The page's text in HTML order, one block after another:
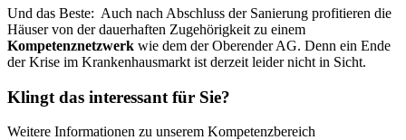
Und das Beste: Auch nach Abschluss der Sanierung profitieren die
Häuser von der dauerhaften Zugehörigkeit zu einem
Kompetenznetzwerk wie dem der Oberender AG. Denn ein Ende
der Krise im Krankenhausmarkt ist derzeit leider nicht in Sicht.
Klingt das interessant für Sie?
Weitere Informationen zu unserem Kompetenzbereich